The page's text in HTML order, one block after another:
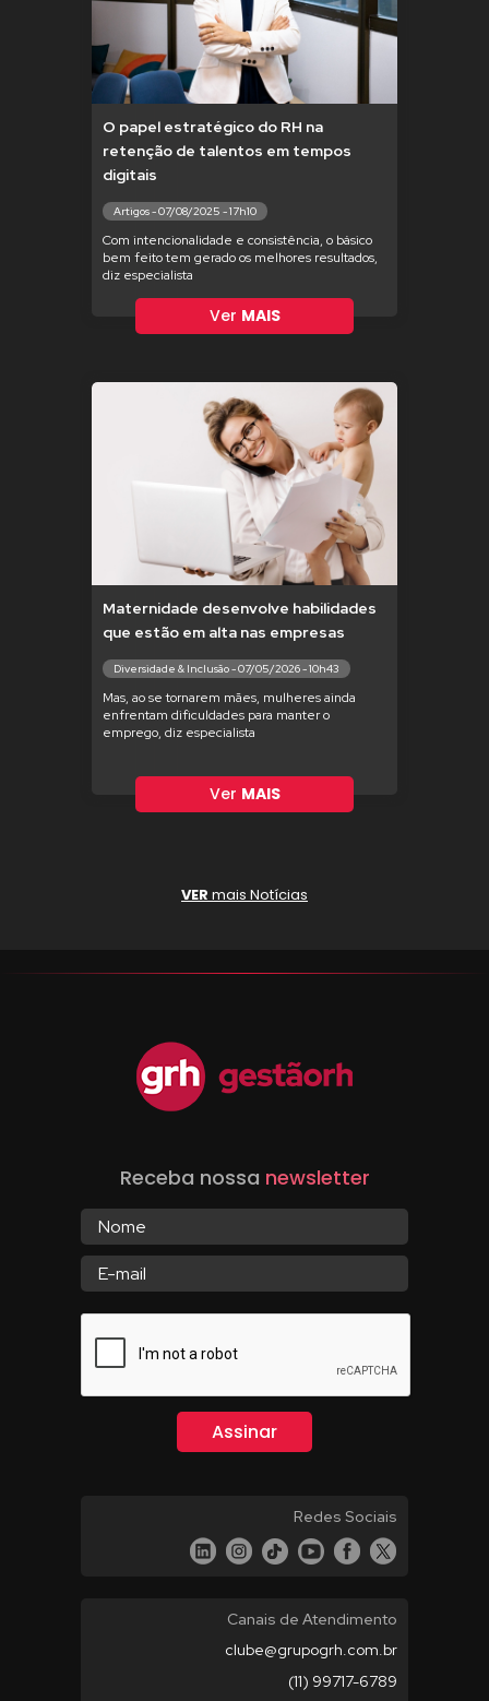
O papel estratégico do RH na
retenção de talentos em tempos
digitais
Artigos - 07/08/2025 - 17h10
Com intencionalidade e consistência, o básico
bem feito tem gerado os melhores resultados,
diz especialista
Ver MAIS
Maternidade desenvolve habilidades
que estão em alta nas empresas
Diversidade & Inclusão - 07/05/2026 - 10h43
Mas, ao se tornarem mães, mulheres ainda
enfrentam dificuldades para manter o
emprego, diz especialista
Ver MAIS
VER mais Notícias
Receba nossa newsletter
Redes Sociais
Canais de Atendimento
clube@grupogrh.com.br
(11) 99717-6789